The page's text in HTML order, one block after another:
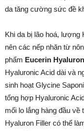
da tăng cường sức đề
Khi da bị lão hoá, lượng
nên các nếp nhăn từ
phẩm Eucerin
Hyaluronic Acid dài và
sinh hoạt Glycine
tổng hợp Hyaluronic
mối lo lắng hàng đầu
Hyaluron Filler có thể